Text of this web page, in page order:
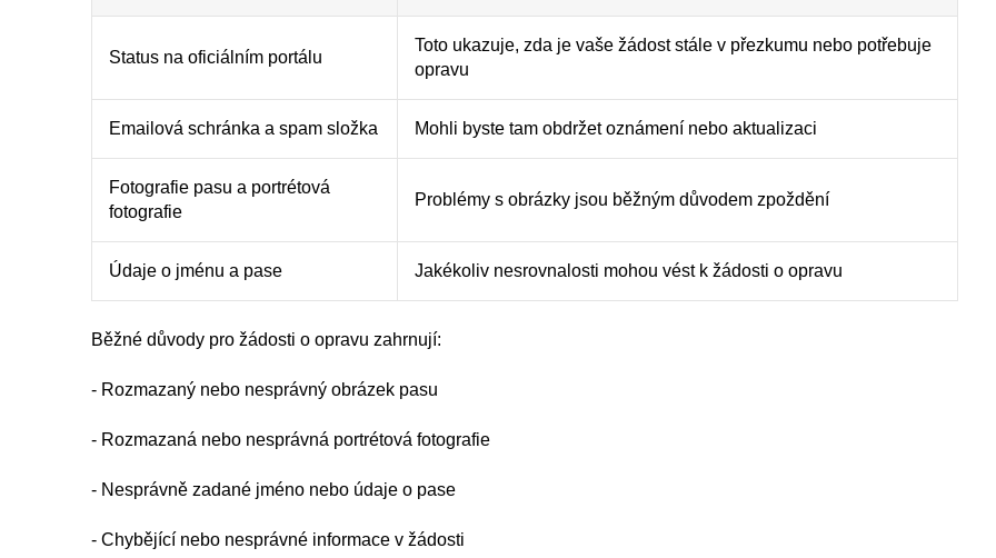
Status na oficiálním portálu
Toto ukazuje, zda je vaše žádost stále v přezkumu nebo potřebuje
opravu
Emailová schránka a spam složka Mohli byste tam obdržet oznámení nebo aktualizaci
Fotografie pasu a portrétová
fotografie
Problémy s obrázky jsou běžným důvodem zpoždění
Údaje o jménu a pase Jakékoliv nesrovnalosti mohou vést k žádosti o opravu
Běžné důvody pro žádosti o opravu zahrnují:
- Rozmazaný nebo nesprávný obrázek pasu
- Rozmazaná nebo nesprávná portrétová fotografie
- Nesprávně zadané jméno nebo údaje o pase
- Chybějící nebo nesprávné informace v žádosti